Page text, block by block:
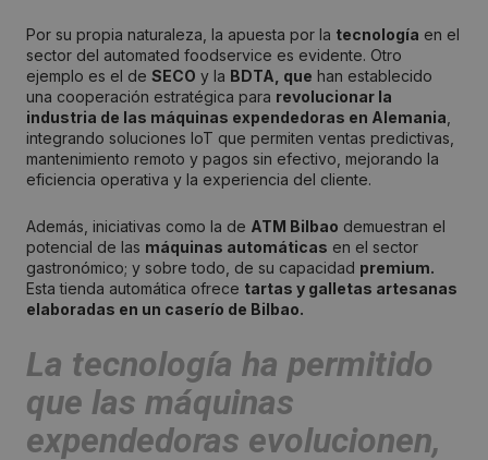
Por su propia naturaleza, la apuesta por la tecnología en el
sector del automated foodservice es evidente. Otro
ejemplo es el de SECO y la BDTA, que han establecido
una cooperación estratégica para revolucionar la
industria de las máquinas expendedoras en Alemania
integrando soluciones IoT que permiten ventas predictivas,
mantenimiento remoto y pagos sin efectivo, mejorando la
eficiencia operativa y la experiencia del cliente.
Además, iniciativas como la de ATM Bilbao demuestran el
potencial de las máquinas automáticas en el sector
gastronómico; y sobre todo, de su capacidad premium.
Esta tienda automática ofrece tartas y galletas artesanas
elaboradas en un caserío de Bilbao.
La tecnología ha permitido
que las máquinas
expendedoras evolucionen,